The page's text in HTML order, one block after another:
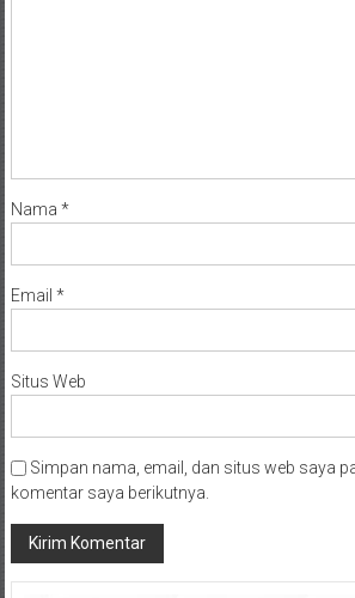
Nama *
Email *
Situs Web
Simpan nama, email, dan situs web saya
komentar saya berikutnya.